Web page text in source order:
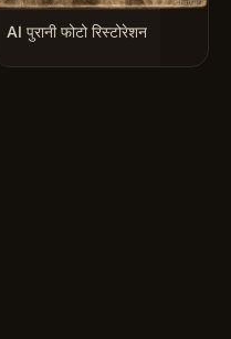
AI पुरानी फोटो रिस्टोरेशन